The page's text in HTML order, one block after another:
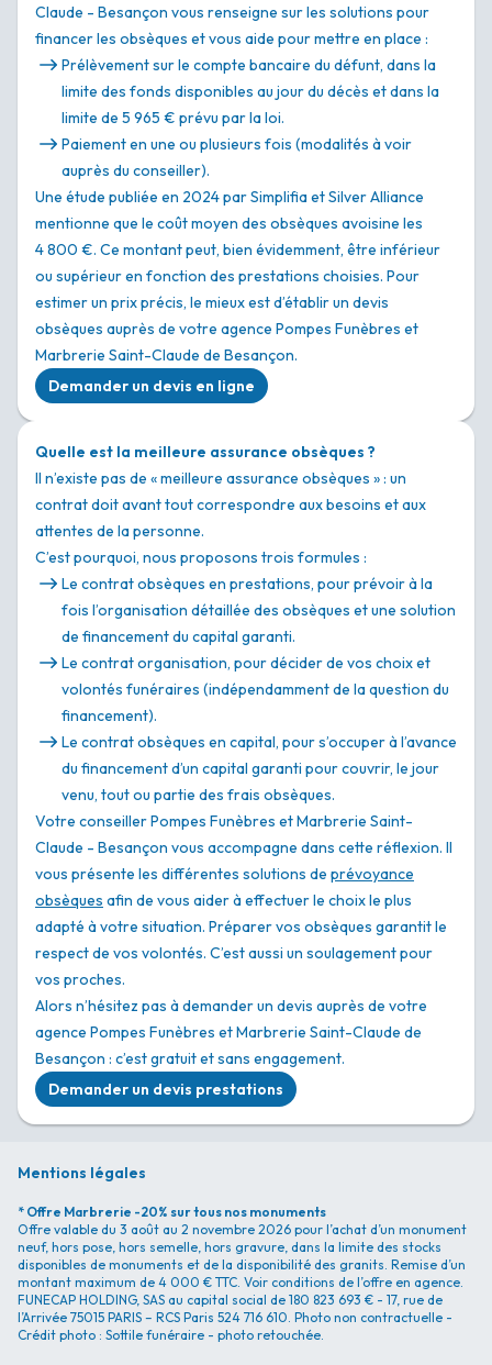
Claude - Besançon vous renseigne sur les solutions pour
financer les obsèques et vous aide pour mettre en place :
Prélèvement sur le compte bancaire du défunt, dans la
limite des fonds disponibles au jour du décès et dans la
limite de 5 965 € prévu par la loi.
Paiement en une ou plusieurs fois (modalités à voir
auprès du conseiller).
Une étude publiée en 2024 par Simplifia et Silver Alliance
mentionne que le coût moyen des obsèques avoisine les
4 800 €. Ce montant peut, bien évidemment, être inférieur
ou supérieur en fonction des prestations choisies. Pour
estimer un prix précis, le mieux est d’établir un devis
obsèques auprès de votre agence Pompes Funèbres et
Marbrerie Saint-Claude de Besançon.
Demander un devis en ligne
Quelle est la meilleure assurance obsèques ?
Il n’existe pas de « meilleure assurance obsèques » : un
contrat doit avant tout correspondre aux besoins et aux
attentes de la personne.
C’est pourquoi, nous proposons trois formules :
Le contrat obsèques en prestations, pour prévoir à la
fois l’organisation détaillée des obsèques et une solution
de financement du capital garanti.
Le contrat organisation, pour décider de vos choix et
volontés funéraires (indépendamment de la question du
financement).
Le contrat obsèques en capital, pour s’occuper à l’avance
du financement d’un capital garanti pour couvrir, le jour
venu, tout ou partie des frais obsèques.
Votre conseiller Pompes Funèbres et Marbrerie Saint-
Claude - Besançon vous accompagne dans cette réflexion. Il
vous présente les différentes solutions de prévoyance
obsèques afin de vous aider à effectuer le choix le plus
adapté à votre situation. Préparer vos obsèques garantit le
respect de vos volontés. C’est aussi un soulagement pour
vos proches.
Alors n’hésitez pas à demander un devis auprès de votre
agence Pompes Funèbres et Marbrerie Saint-Claude de
Besançon : c’est gratuit et sans engagement.
Demander un devis prestations
Mentions légales
* Offre Marbrerie -20% sur tous nos monuments
Offre valable du 3 août au 2 novembre 2026 pour l’achat d’un monument
neuf, hors pose, hors semelle, hors gravure, dans la limite des stocks
disponibles de monuments et de la disponibilité des granits. Remise d’un
montant maximum de 4 000 € TTC. Voir conditions de l’offre en agence.
FUNECAP HOLDING, SAS au capital social de 180 823 693 € - 17, rue de
l’Arrivée 75015 PARIS – RCS Paris 524 716 610. Photo non contractuelle -
Crédit photo : Sottile funéraire - photo retouchée.